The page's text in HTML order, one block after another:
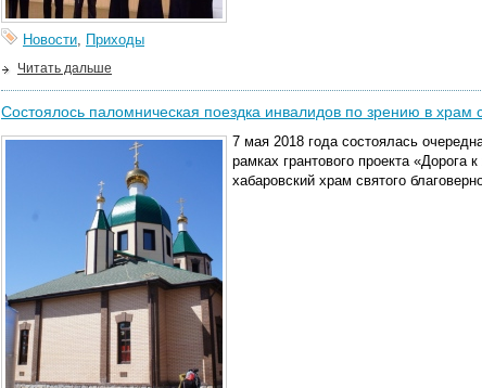
Новости, Приходы
Читать дальше
Состоялось паломническая поездка инвалидов по зрению в храм
7 мая 2018 года состоялась
рамках грантового проекта
хабаровский храм святого